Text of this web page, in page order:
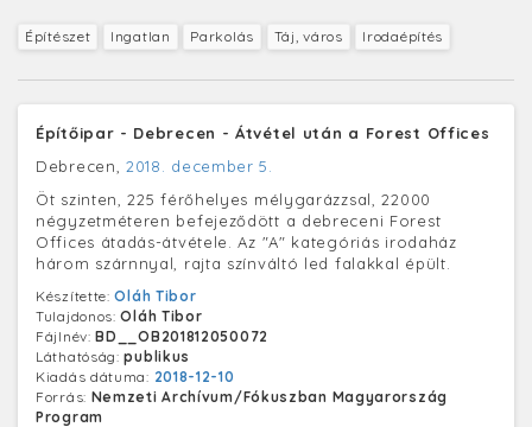
Építészet Ingatlan Parkolás Táj, város Irodaépítés
Építőipar - Debrecen - Átvétel után a Forest Offices
Debrecen, 2018. december 5.
Öt szinten, 225 férőhelyes mélygarázzsal, 22000
négyzetméteren befejeződött a debreceni Forest
Offices átadás-átvétele. Az "A" kategóriás irodaház
három szárnnyal, rajta színváltó led falakkal épült.
Készítette:Oláh Tibor
Tulajdonos:Oláh Tibor
Fájlnév:BD__OB201812050072
Láthatóság:publikus
Kiadás dátuma: 2018-12-10
Forrás: Nemzeti Archívum/Fókuszban Magyarország
Program